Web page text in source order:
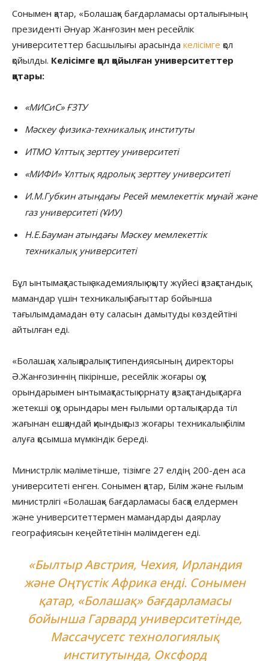
Сонымен қатар, «Болашақ» бағдарламасы орталығының
президенті Әнуар Жанғозин мен ресейлік
университеттер басшылығы арасында келісімге қол
қойылды. Келісімге қол қойылған университеттер
қатары:
«МИСиС» ҒЗТУ
Мәскеу физика-техникалық институты
ИТМО Ұлттық зерттеу университеті
«МИФИ» Ұлттық ядролық зерттеу университеті
И.М.Губкин атындағы Ресей мемлекеттік мұнай және
газ университеті (ҰИУ)
Н.Е.Бауман атындағы Мәскеу мемлекеттік
техникалық университеті
Бұл ынтымақтастық академиялық оқыту жүйесі қазақстандық
мамандар үшін техникалық бағыттар бойынша
тағылымдамадан өту саласын дамытуды көздейтіні
айтылған еді.
«Болашақ» халықаралық стипендиясының директоры
Ә.Жанғозиннің пікірінше, ресейлік жоғары оқу
орындарымен ынтымақтастық орнату қазақстандықтарға
жетекші оқу орындары мен ғылыми орталықтарда тіл
жағынан ешқандай қиындықсыз жоғары техникалық білім
алуға қосымша мүмкіндік береді.
Министрлік мәліметінше, тізімге 27 елдің 200-ден аса
университеті енген. Сонымен қатар, Білім және ғылым
министрлігі «Болашақ» бағдарламасы басқа елдермен
және университеттермен мамандарды даярлау
географиясын кеңейтетінін мәлімдеген еді.
«Былтыр Австрия, Чехия, Ирландия
және Оңтүстік Африка енді. Сонымен
қатар, «Болашақ» бағдарламасы
бойынша Гарвард университетінде,
Массачусетс технологиялық
институтында, Оксфорд